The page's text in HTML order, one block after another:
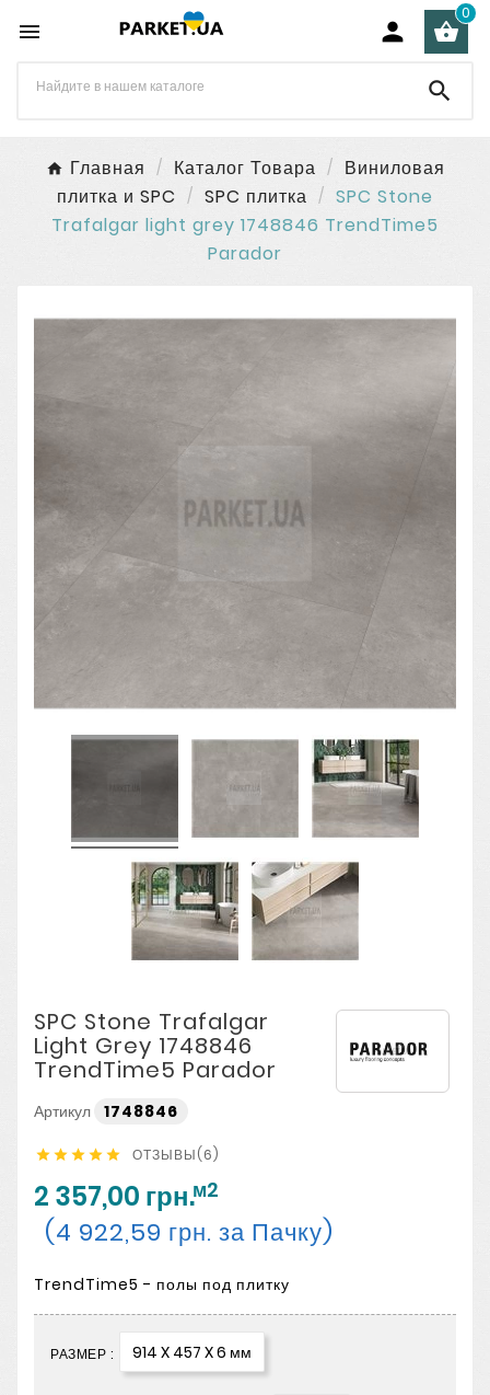
  
0

Главная Каталог Товара
Виниловая
плитка и SPC
SPC плитка
SPC Stone
Trafalgar light grey 1748846 TrendTime5
Parador
SPC Stone Trafalgar
Light Grey 1748846
TrendTime5 Parador
Артикул 1748846
     ОТЗЫВЫ(6)
2 357,00 грн.м2
(4 922,59 грн. за Пачку)
TrendTime5 - полы под плитку
РАЗМЕР : 914 X 457 X 6 мм